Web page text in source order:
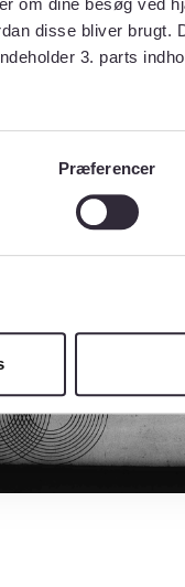
disse bliver
3. parts
Præferencer